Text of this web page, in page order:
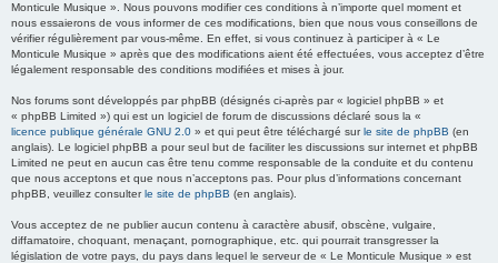
Monticule Musique ». Nous pouvons modifier ces conditions à n’importe quel moment et
nous essaierons de vous informer de ces modifications, bien que nous vous conseillons de
vérifier régulièrement par vous-même. En effet, si vous continuez à participer à « Le
Monticule Musique » après que des modifications aient été effectuées, vous acceptez d’être
légalement responsable des conditions modifiées et mises à jour.
Nos forums sont développés par phpBB (désignés ci-après par « logiciel phpBB » et
« phpBB Limited ») qui est un logiciel de forum de discussions déclaré sous la «
licence publique générale GNU 2.0 » et qui peut être téléchargé surle site de phpBB (en
anglais). Le logiciel phpBB a pour seul but de faciliter les discussions sur internet et phpBB
Limited ne peut en aucun cas être tenu comme responsable de la conduite et du contenu
que nous acceptons et que nous n’acceptons pas. Pour plus d’informations concernant
phpBB, veuillez consulterle site de phpBB (en anglais).
Vous acceptez de ne publier aucun contenu à caractère abusif, obscène, vulgaire,
diffamatoire, choquant, menaçant, pornographique, etc. qui pourrait transgresser la
législation de votre pays, du pays dans lequel le serveur de « Le Monticule Musique » est